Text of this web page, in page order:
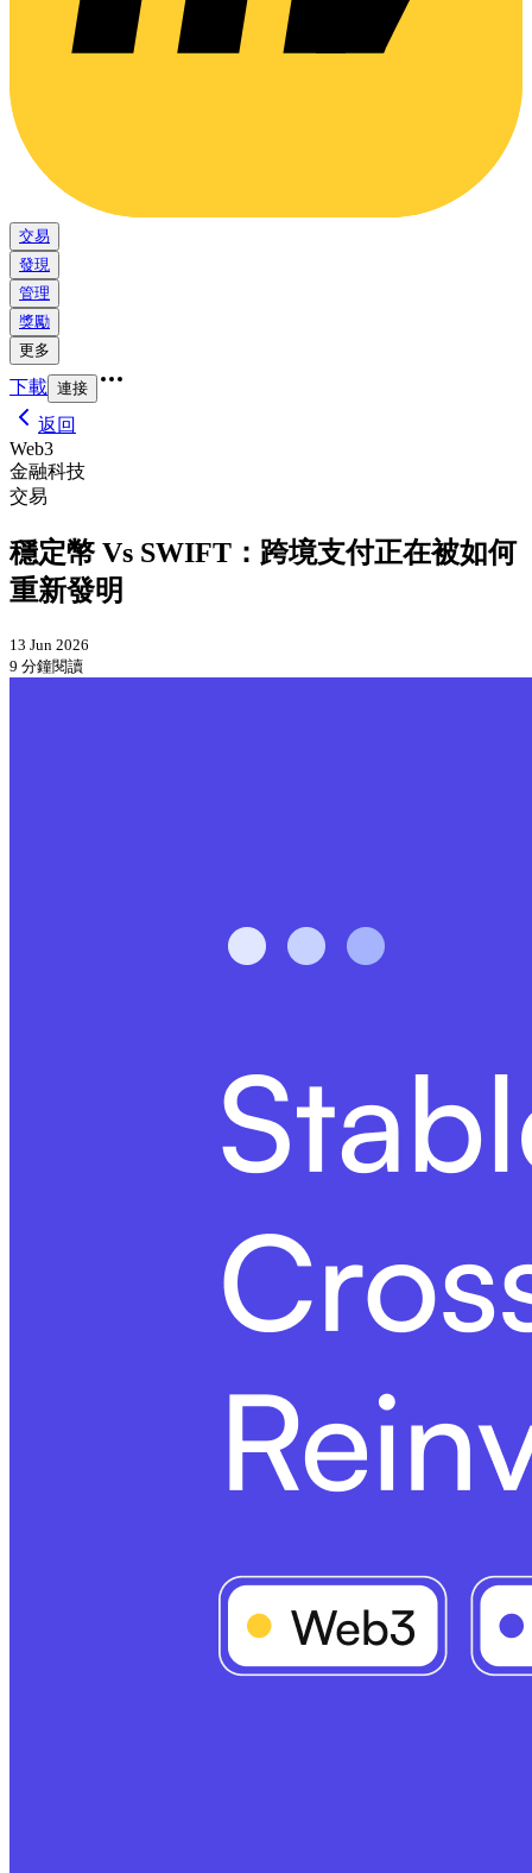
交易
發現
管理
獎勵
更多
下載 連接
返回
Web3
金融科技
交易
穩定幣 Vs SWIFT：跨境支付正在被如何
重新發明
13 Jun 2026
9 分鐘閱讀